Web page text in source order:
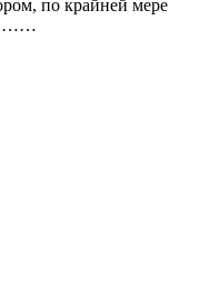
по крайней мере